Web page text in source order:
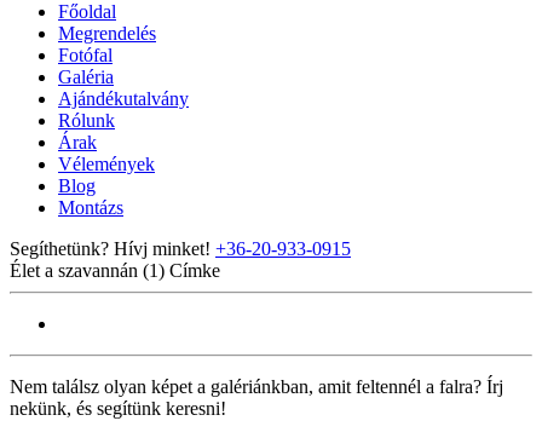
Főoldal
Megrendelés
Fotófal
Galéria
Ajándékutalvány
Rólunk
Árak
Vélemények
Blog
Montázs
Segíthetünk? Hívj minket! +36-20-933-0915
Élet a szavannán (1) Címke
Nem találsz olyan képet a galériánkban, amit feltennél a falra? Írj
nekünk, és segítünk keresni!